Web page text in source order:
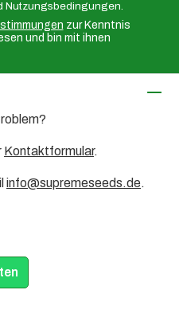
Nutzungsbedingungen.
zur Kenntnis
und bin mit ihnen
Kontaktformular.
info@supremeseeds.de.